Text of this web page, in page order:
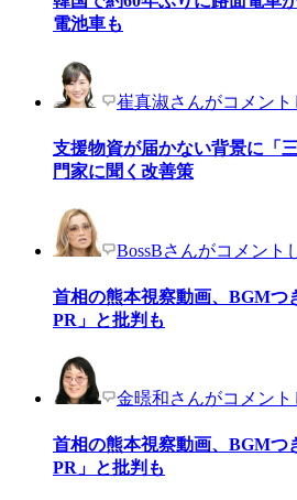
電池車も
崔真淑さんがコメント
支援物資が届かない背景に「
門家に聞く改善策
BossBさんがコメント
首相の熊本視察動画、BGM
PR」と批判も
金暻和さんがコメント
首相の熊本視察動画、BGM
PR」と批判も